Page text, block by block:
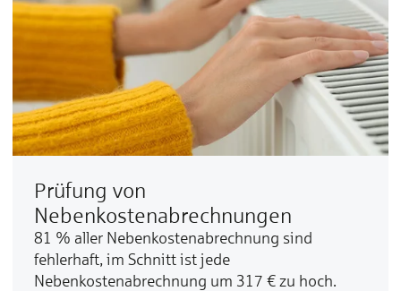
Prüfung von
Nebenkostenabrechnungen
81 % aller Nebenkostenabrechnung sind
fehlerhaft, im Schnitt ist jede
Nebenkostenabrechnung um 317 € zu hoch.